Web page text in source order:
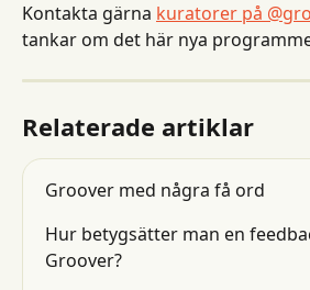
Kontakta gärna kuratorer på
tankar om det här nya
Relaterade artiklar
Groover med några få ord
Hur betygsätter man en
Groover?